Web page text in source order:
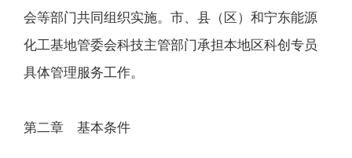
会等部门共同组织实施。市、县（区）和宁东能源
化工基地管委会科技主管部门承担本地区科创专员
具体管理服务工作。
第二章 基本条件